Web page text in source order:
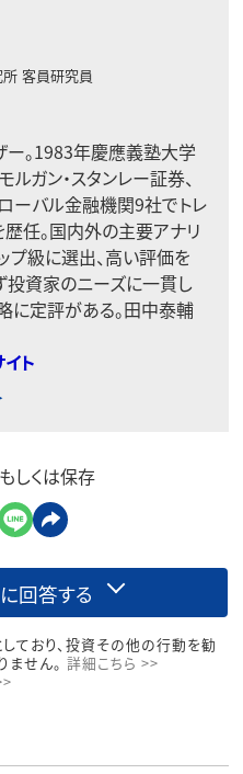
客員研究員
ー。1983年慶應義塾大学
ガン・スタンレー証券、
ーバル金融機関9社でトレ
歴任。国内外の主要アナリ
プ級に選出、高い評価を
投資家のニーズに一貫し
に定評がある。田中泰輔
ト
しくは保存
回答する
ており、投資その他の行動を勧
せん。 詳細こちら >>